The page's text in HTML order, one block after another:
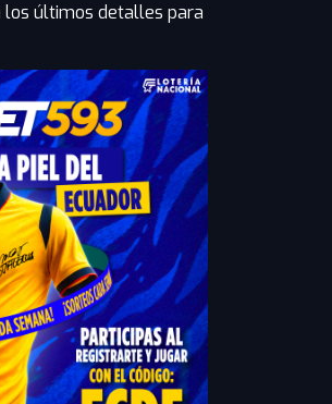
los últimos detalles para